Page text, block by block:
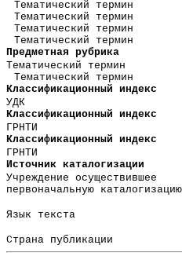
Тематический термин
Тематический термин
Тематический термин
Тематический термин
Предметная рубрика
Тематический термин
Тематический термин
Классификационный индекс
УДК
Классификационный индекс
ГРНТИ
Классификационный индекс
ГРНТИ
Источник каталогизации
Учреждение осуществившее
первоначальную каталогизацию
Язык текста
Страна публикации